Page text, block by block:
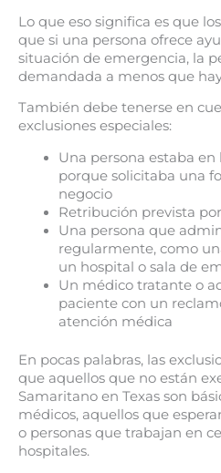
Lo que eso significa es que
que si una persona ofrece
situación de emergencia, la
demandada a menos que
También debe tenerse en
exclusiones especiales:
Una persona estaba
porque solicitaba una
negocio
Retribución prevista
Una persona que
regularmente, como
un hospital o sala de
Un médico tratante o
paciente con un
atención médica
En pocas palabras, las
que aquellos que no están
Samaritano en Texas son
médicos, aquellos que
o personas que trabajan en
hospitales.